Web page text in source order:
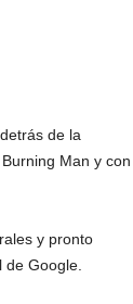
de la
Man y con
y pronto
Google.